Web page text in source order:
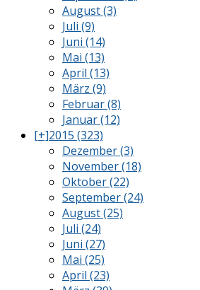
August (3)
Juli (9)
Juni (14)
Mai (13)
April (13)
März (9)
Februar (8)
Januar (12)
[+]2015 (323)
Dezember (3)
November (18)
Oktober (22)
September (24)
August (25)
Juli (24)
Juni (27)
Mai (25)
April (23)